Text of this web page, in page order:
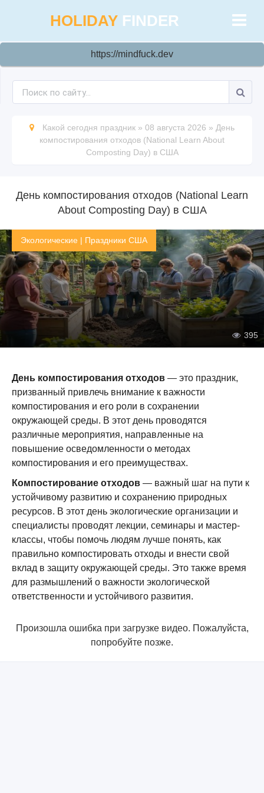
HOLIDAY FINDER
https://mindfuck.dev
Какой сегодня праздник » 08 августа 2026 » День
компостирования отходов (National Learn About
Composting Day) в США
День компостирования отходов (National Learn
About Composting Day) в США
Экологические | Праздники США
395
День компостирования отходов — это праздник,
призванный привлечь внимание к важности
компостирования и его роли в сохранении
окружающей среды. В этот день проводятся
различные мероприятия, направленные на
повышение осведомленности о методах
компостирования и его преимуществах.
Компостирование отходов — важный шаг на пути к
устойчивому развитию и сохранению природных
ресурсов. В этот день экологические организации и
специалисты проводят лекции, семинары и мастер-
классы, чтобы помочь людям лучше понять, как
правильно компостировать отходы и внести свой
вклад в защиту окружающей среды. Это также время
для размышлений о важности экологической
ответственности и устойчивого развития.
Произошла ошибка при загрузке видео. Пожалуйста,
попробуйте позже.